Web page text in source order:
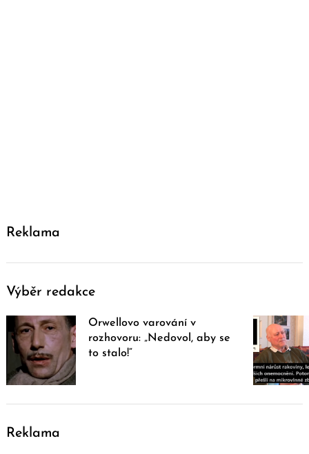
Reklama
Výběr redakce
Orwellovo varování v
rozhovoru: „Nedovol, aby se
to stalo!“
Reklama